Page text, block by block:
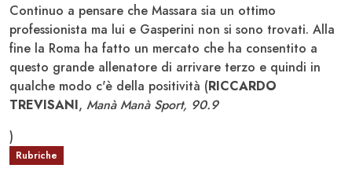
Continuo a pensare che Massara sia un ottimo
professionista ma lui e Gasperini non si sono trovati. Alla
fine la Roma ha fatto un mercato che ha consentito a
questo grande allenatore di arrivare terzo e quindi in
qualche modo c'è della positività (RICCARDO
TREVISANI, Manà Manà Sport, 90.9
)
Rubriche